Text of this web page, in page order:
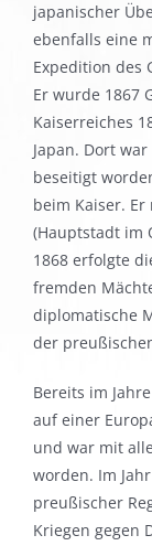
japanischer
ebenfalls eine
Expedition des
Er wurde 1867
Kaiserreiches
Japan. Dort
beseitigt
beim Kaiser. Er
(Hauptstadt im
1868 erfolgte
fremden
diplomatische
der
Bereits im
auf einer
und war mit
worden. Im
preußischer
Kriegen gegen